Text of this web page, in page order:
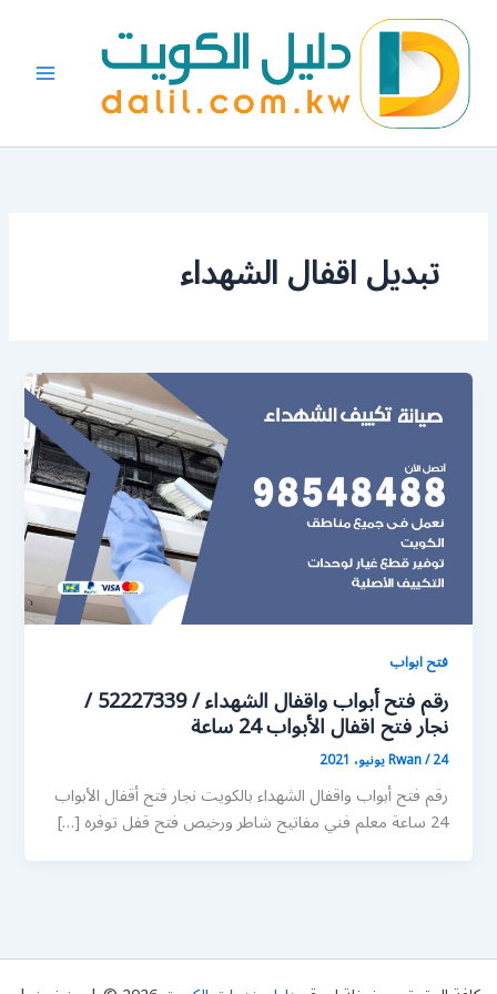
المحتوى
تبديل اقفال الشهداء
فتح ابواب
رقم فتح أبواب واقفال الشهداء / 52227339 /
نجار فتح اقفال الأبواب 24 ساعة
Rwan/24 يونيو، 2021
رقم فتح أبواب واقفال الشهداء بالكويت نجار فتح أقفال الأبواب
24 ساعة معلم فني مفاتيح شاطر ورخيص فتح قفل توفره […]